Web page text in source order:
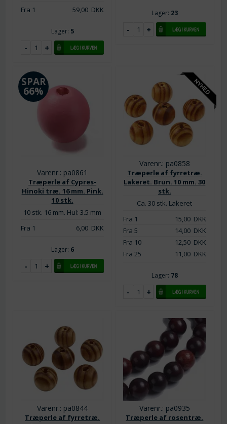
Fra 1
59,00DKK
Lager: 5
Lager: 23
SPAR
66%
Varenr.: pa0861
Træperle af Cypres-
Hinoki træ. 16 mm. Pink.
10 stk.
10 stk. 16 mm. Hul: 3.5 mm
Fra 1
6,00DKK
Lager: 6
Varenr.: pa0858
Træperle af fyrretræ.
Lakeret. Brun. 10 mm. 30
stk.
Ca. 30 stk. Lakeret
Fra 1
15,00DKK
Fra 5
14,00DKK
Fra 10
12,50DKK
Fra 25
11,00DKK
Lager: 78
Varenr.: pa0844
Træperle af fyrretræ.
Varenr.: pa0935
Træperle af rosentræ.